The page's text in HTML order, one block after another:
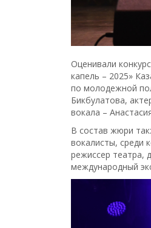
Оценивали
капель – 2025»
по молодежной
Бикбулатова,
вокала –
В состав жюри
вокалисты, среди
режиссер театра,
международный